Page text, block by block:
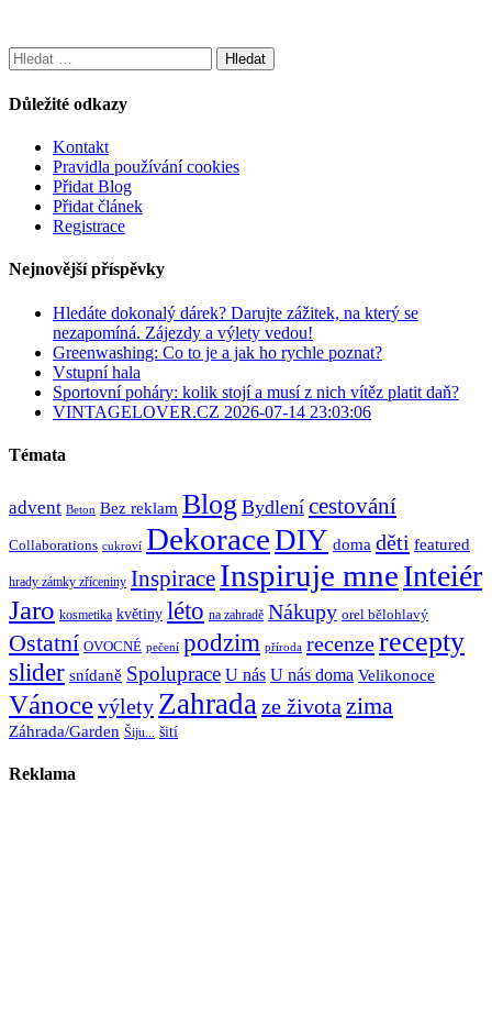
Vyhledávání
Důležité odkazy
Kontakt
Pravidla používání cookies
Přidat Blog
Přidat článek
Registrace
Nejnovější příspěvky
Hledáte dokonalý dárek? Darujte zážitek, na který se
nezapomíná. Zájezdy a výlety vedou!
Greenwashing: Co to je a jak ho rychle poznat?
Vstupní hala
Sportovní poháry: kolik stojí a musí z nich vítěz platit daň?
VINTAGELOVER.CZ 2026-07-14 23:03:06
Témata
advent Beton Bez reklam Blog Bydlení cestování
Collaborations cukroví DekoraceDIY doma děti featured
hrady zámky zříceniny Inspirace Inspiruje mneInteiér
Jaro kosmetika květiny léto na zahradě Nákupy orel bělohlavý
Ostatní OVOCNÉ pečení podzim příroda recenzerecepty
slider snídaně Spoluprace U nás U nás doma Velikonoce
Vánocevýlety Zahradaze života zima
Záhrada/Garden Šiju... šití
Reklama